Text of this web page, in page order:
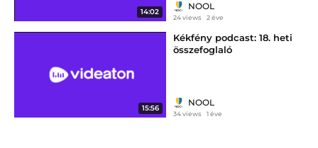
14:02
NOOL
24 views 2 éve
15:56
Kékfény podcast: 18. heti
összefoglaló
NOOL
34 views 1 éve